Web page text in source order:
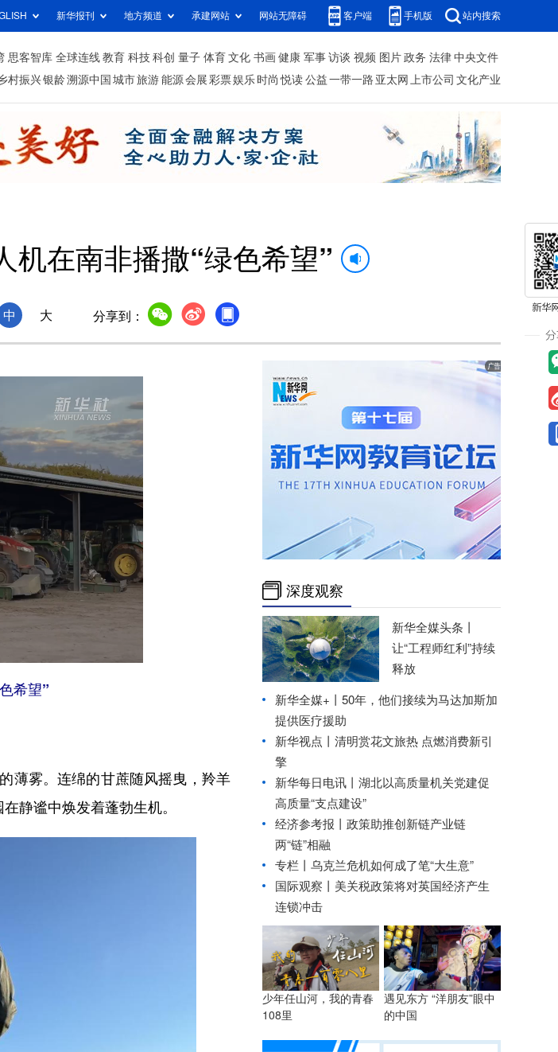
新华报刊 地方频道 承建网站 网站无障碍 客户端 手机版 站内搜索
思客智库 全球连线 教育 科技 科创 量子 体育 文化 书画 健康 军事 访谈 视频 图片 政务 法律 中央文件
村振兴银龄溯源中国 城市旅游 能源 会展 彩票娱乐 时尚 悦读 公益 一带一路 亚太网 上市公司 文化产业
机在南非播撒“绿色希望”
中 大 分享到：
希望”
雾。连绵的甘蔗随风摇曳，羚羊
静谧中焕发着蓬勃生机。
深度观察
新华全媒头条丨
让“工程师红利”持续
释放
新华全媒+丨 50年，他们接续为马达加斯加
提供医疗援助
新华视点丨 清明赏花文旅热 点燃消费新引
擎
新华每日电讯丨 湖北以高质量机关党建促
高质量“支点建设”
经济参考报丨 政策助推创新链产业链
两“链”相融
专栏丨乌克兰危机如何成了笔“大生意”
国际观察丨 美关税政策将对英国经济产生
连锁冲击
少年任山河，我的青春
108里
遇见东方 “洋朋友”眼中
的中国